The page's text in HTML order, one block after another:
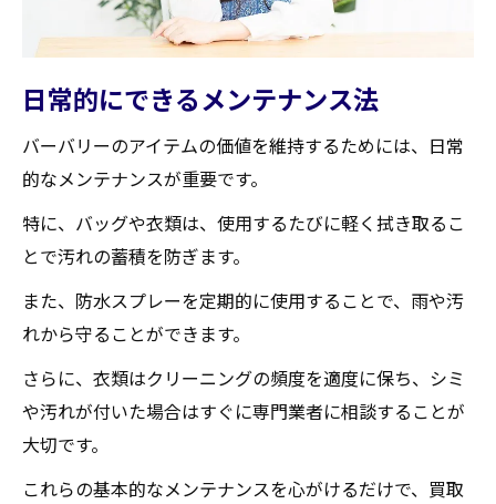
日常的にできるメンテナンス法
バーバリーのアイテムの価値を維持するためには、日常
的なメンテナンスが重要です。
特に、バッグや衣類は、使用するたびに軽く拭き取るこ
とで汚れの蓄積を防ぎます。
また、防水スプレーを定期的に使用することで、雨や汚
れから守ることができます。
さらに、衣類はクリーニングの頻度を適度に保ち、シミ
や汚れが付いた場合はすぐに専門業者に相談することが
大切です。
これらの基本的なメンテナンスを心がけるだけで、買取